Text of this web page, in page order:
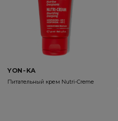
YON-KA
Питательный крем Nutri-Creme